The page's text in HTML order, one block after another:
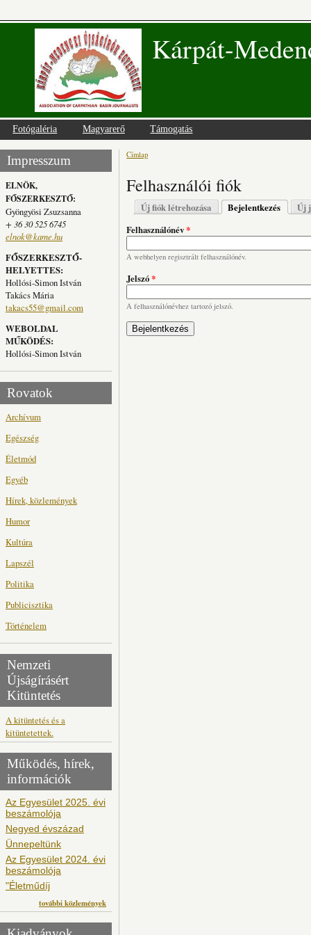
Kárpát-
Fotógaléria Magyarerő Támogatás
Impresszum
ELNÖK,
FŐSZERKESZTŐ:
Gyöngyösi Zsuzsanna
+ 36 30 525 6745
elnok@kame.hu
FŐSZERKESZTŐ-
HELYETTES:
Hollósi-Simon István
Takács Mária
takacs55@gmail.com
WEBOLDAL
MŰKÖDÉS:
Hollósi-Simon István
Rovatok
Archívum
Egészség
Életmód
Egyéb
Hírek, közlemények
Humor
Kultúra
Lapszél
Politika
Publicisztika
Történelem
Nemzeti
Újságírásért
Kitüntetés
A kitüntetés és a
kitüntetettek.
Működés, hírek,
információk
Az Egyesület 2025. évi
beszámolója
Negyed évszázad
Ünnepeltünk
Az Egyesület 2024. évi
beszámolója
"Életműdíj
további közlemények
Jelenlegi hely
Címlap
Felhasználói fiók
Elsődleges fülek
Új fiók létrehozása Bejelentkezés (aktív
Új
Felhasználónév*
A webhelyen regisztrált felhasználónév.
Jelszó*
A felhasználónévhez tartozó jelszó.